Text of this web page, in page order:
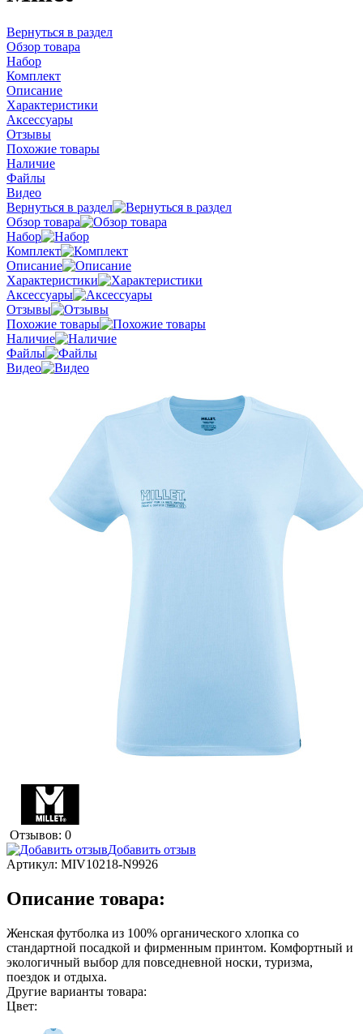
Вернуться в раздел
Обзор товара
Набор
Комплект
Описание
Характеристики
Аксессуары
Отзывы
Похожие товары
Наличие
Файлы
Видео
Вернуться в раздел
Обзор товара
Набор
Комплект
Описание
Характеристики
Аксессуары
Отзывы
Похожие товары
Наличие
Файлы
Видео
Отзывов: 0
Добавить отзыв
Артикул: MIV10218-N9926
Описание товара:
Женская футболка из 100% органического хлопка со
стандартной посадкой и фирменным принтом. Комфортный и
экологичный выбор для повседневной носки, туризма,
поездок и отдыха.
Другие варианты товара:
Цвет: